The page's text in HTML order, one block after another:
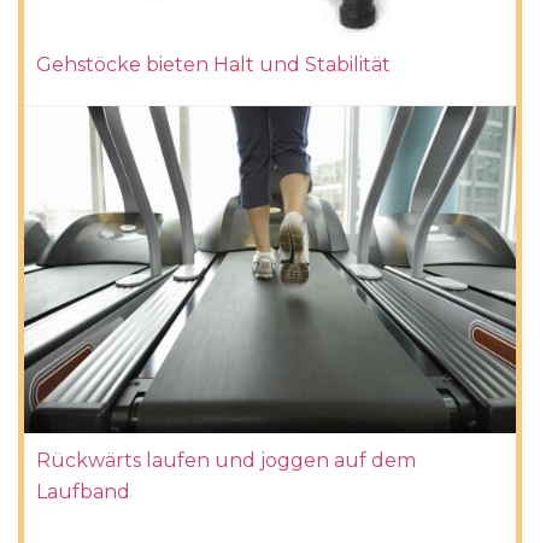
Gehstöcke bieten Halt und Stabilität
Rückwärts laufen und joggen auf dem
Laufband